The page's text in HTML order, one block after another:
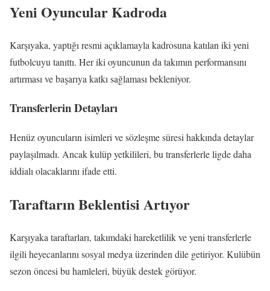
Yeni Oyuncular Kadroda
Karşıyaka, yaptığı resmi açıklamayla kadrosuna katılan iki yeni
futbolcuyu tanıttı. Her iki oyuncunun da takımın performansını
artırması ve başarıya katkı sağlaması bekleniyor.
Transferlerin Detayları
Henüz oyuncuların isimleri ve sözleşme süresi hakkında detaylar
paylaşılmadı. Ancak kulüp yetkilileri, bu transferlerle ligde daha
iddialı olacaklarını ifade etti.
Taraftarın Beklentisi Artıyor
Karşıyaka taraftarları, takımdaki hareketlilik ve yeni transferlerle
ilgili heyecanlarını sosyal medya üzerinden dile getiriyor. Kulübün
sezon öncesi bu hamleleri, büyük destek görüyor.